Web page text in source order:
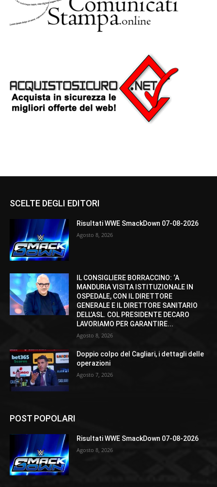
SCELTE DEGLI EDITORI
Risultati WWE SmackDown 07-08-2026
Agosto 8, 2026
IL CONSIGLIERE BORRACCINO: ‘A
MANDURIA VISITA ISTITUZIONALE IN
OSPEDALE, CON IL DIRETTORE
GENERALE E IL DIRETTORE SANITARIO
DELL’ASL. COL PRESIDENTE DECARO
LAVORIAMO PER GARANTIRE...
Agosto 8, 2026
Doppio colpo del Cagliari, i dettagli delle
operazioni
Agosto 7, 2026
POST POPOLARI
Risultati WWE SmackDown 07-08-2026
Agosto 8, 2026